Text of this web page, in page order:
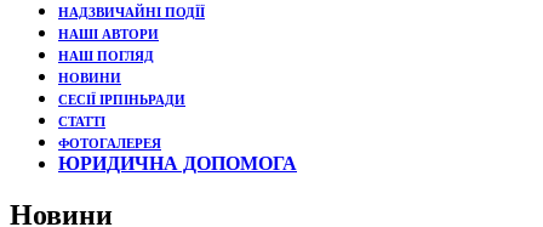
НАДЗВИЧАЙНІ ПОДЇЇ
НАШІ АВТОРИ
НАШ ПОГЛЯД
НОВИНИ
СЕСІЇ ІРПІНЬРАДИ
СТАТТІ
ФОТОГАЛЕРЕЯ
ЮРИДИЧНА ДОПОМОГА
Новини